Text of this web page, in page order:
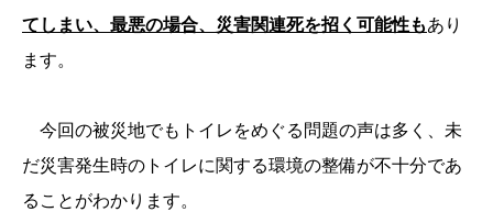
てしまい、最悪の場合、災害関連死を招く可能性もあり
ます。
今回の被災地でもトイレをめぐる問題の声は多く、未
だ災害発生時のトイレに関する環境の整備が不十分であ
ることがわかります。